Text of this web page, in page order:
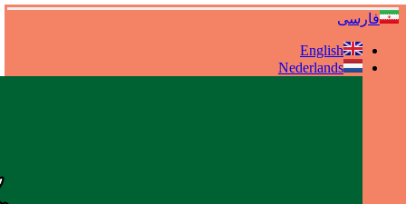
فارسی
English
Nederlands